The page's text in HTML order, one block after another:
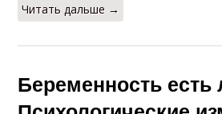
Читать дальше →
Беременность есть